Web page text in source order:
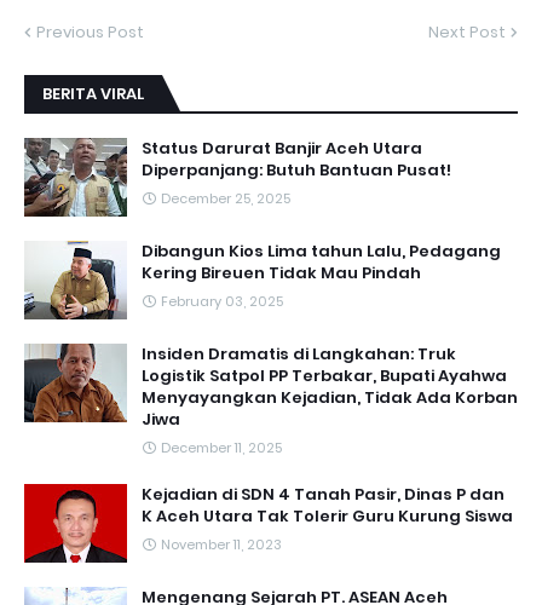
Previous Post Next Post
BERITA VIRAL
Status Darurat Banjir Aceh Utara
Diperpanjang: Butuh Bantuan Pusat!
December 25, 2025
Dibangun Kios Lima tahun Lalu, Pedagang
Kering Bireuen Tidak Mau Pindah
February 03, 2025
Insiden Dramatis di Langkahan: Truk
Logistik Satpol PP Terbakar, Bupati Ayahwa
Menyayangkan Kejadian, Tidak Ada Korban
Jiwa
December 11, 2025
Kejadian di SDN 4 Tanah Pasir, Dinas P dan
K Aceh Utara Tak Tolerir Guru Kurung Siswa
November 11, 2023
Mengenang Sejarah PT. ASEAN Aceh